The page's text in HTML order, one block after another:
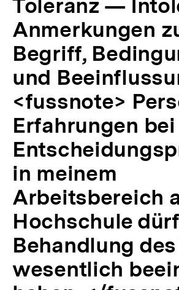
Hochschule
dürften
die
Behandlung
des
Themas
wesentlich
beeinflußt
haben.
</fussnote>
APuZ
38/1977
bpb.de
Toleranz —
Anmerkungen
Begriff,
und
<fussnote>
Erfahrungen bei
in meinem
Arbeitsbereich
Hochschule
Behandlung
wesentlich